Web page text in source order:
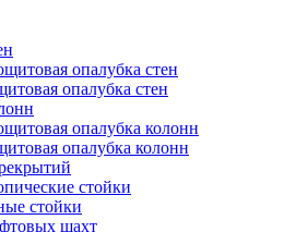
опалубка стен
опалубка стен
опалубка колонн
опалубка колонн
стойки
стойки
шахт